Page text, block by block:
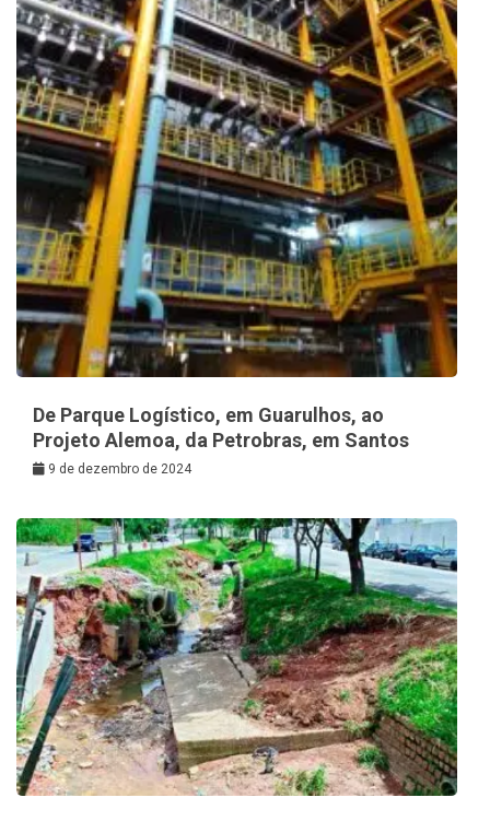
De Parque Logístico, em Guarulhos, ao
Projeto Alemoa, da Petrobras, em Santos
9 de dezembro de 2024